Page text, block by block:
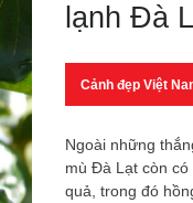
lạnh Đà
Cảnh đẹp Việt
Ngoài những
mù Đà Lạt còn
quả, trong đó